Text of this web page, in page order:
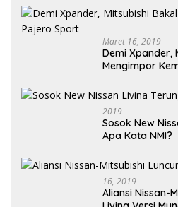
Maret 16, 2019
Demi Xpander,
Mengimpor
2019
Sosok New
Apa Kata NMI?
16, 2019
Aliansi Nissan-